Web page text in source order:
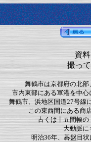
資
撮っ
舞鶴市は京都府の北
市内東部にある軍港を中心
舞鶴市、浜地区国道27号線
この東西間にある商
古くは十五間幅
大動脈に
明治36年、碁盤目